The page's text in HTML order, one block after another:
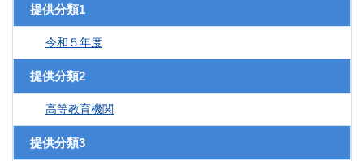
提供分類1
令和５年度
提供分類2
高等教育機関
提供分類3